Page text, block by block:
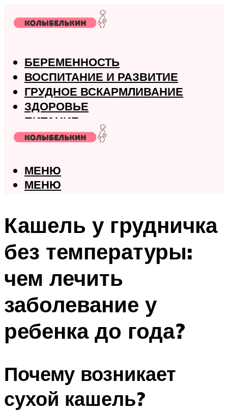
БЕРЕМЕННОСТЬ
ВОСПИТАНИЕ И РАЗВИТИЕ
ГРУДНОЕ ВСКАРМЛИВАНИЕ
ЗДОРОВЬЕ
ПИТАНИЕ
РОДЫ
МЕНЮ
МЕНЮ
Кашель у грудничка
без температуры:
чем лечить
заболевание у
ребенка до года?
Почему возникает
сухой кашель?